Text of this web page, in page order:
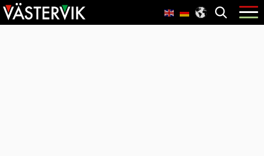
Hoppa
till
Skip
to
Hoppa
till
Öppna
menyn